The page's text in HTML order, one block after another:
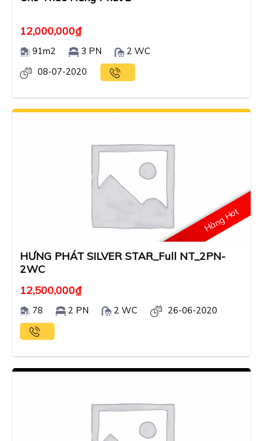
12,000,000₫
91m2 3 PN
2 WC
08-07-2020
Hàng Hot
HƯNG PHÁT SILVER STAR_Full NT_2PN-
2WC
12,500,000₫
78 2 PN 2 WC 26-06-2020